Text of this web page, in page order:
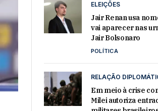
ELEIÇÕES
Jair Renan usa
vai aparecer nas
Jair Bolsonaro
POLÍTICA
RELAÇÃO
Em meio à crise
Milei autoriza